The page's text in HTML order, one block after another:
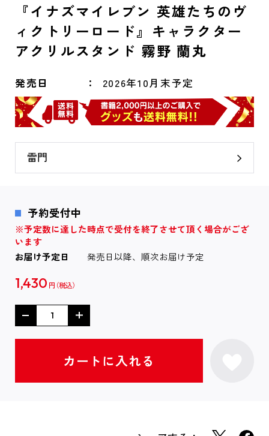
『イナズマイレブン 英雄たちのヴ
ィクトリーロード』キャラクター
アクリルスタンド 霧野 蘭丸
発売日 2026年10月末予定
雷門
予約受付中
※予定数に達した時点で受付を終了させて頂く場合がござ
います
お届け予定日
発売日以降、順次お届け予定
1,430 円